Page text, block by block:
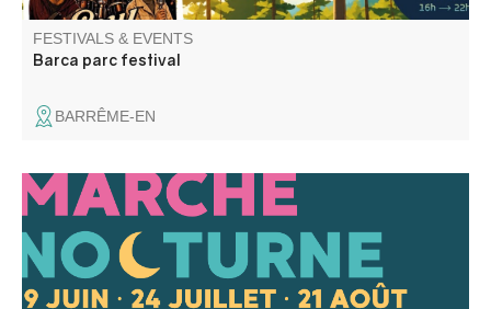
FESTIVALS & EVENTS
Barca parc festival
BARRÊME-EN
Come discover the first edition of Entrevaux’s outdoor
night markets: regular vendors and special guests,
shopping in the cool evening air, open bars, and a friendly
atmosphere await you.